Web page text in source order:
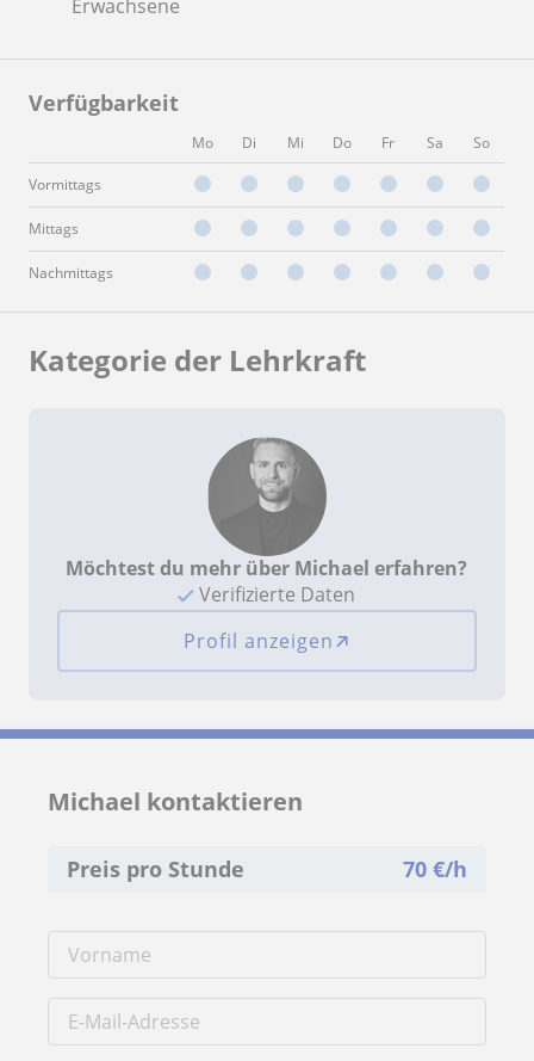
Erwachsene
Verfügbarkeit
Mo Di Mi Do Fr Sa So
Vormittags
Mittags
Nachmittags
Kategorie der Lehrkraft
Möchtest du mehr über Michael erfahren?
Verifizierte Daten
Profil anzeigen
Michael kontaktieren
Preis pro Stunde 70€/h